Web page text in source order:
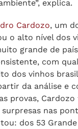
explica.
Cardozo, um
o alto nível dos
grande de
com
dos vinhos
da análise e
provas, Cardozo
nas
dos 53